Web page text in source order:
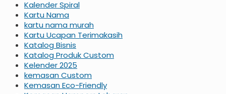
Kalender Spiral
Kartu Nama
kartu nama murah
Kartu Ucapan Terimakasih
Katalog Bisnis
Katalog Produk Custom
Kelender 2025
kemasan Custom
Kemasan Eco-Friendly